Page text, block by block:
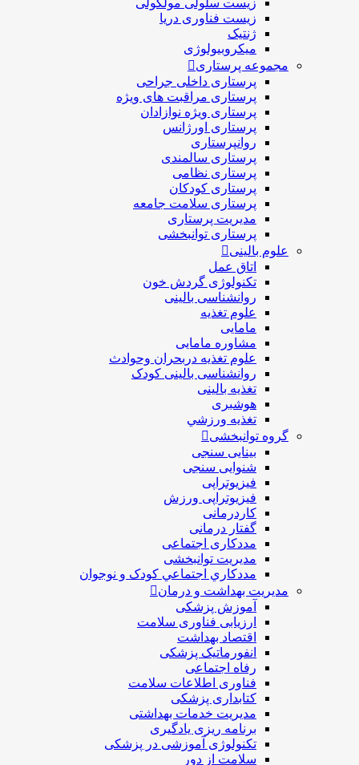
زیست فناوری دریا
ژنتیک
میکروبیولوژی
مجموعه پرستاری
پرستاری داخلی جراحی
پرستاری مراقبت های ويژه
پرستاری ويژه نوازادان
پرستاری اورژانس
روانپرستاری
پرستاری سالمندی
پرستاری نظامی
پرستاری کودکان
پرستاری سلامت جامعه
مدیریت پرستاری
پرستاری توانبخشی
علوم بالینی
اتاق عمل
تکنولوژی گردش خون
روانشناسی بالینی
علوم تغذیه
مامایی
مشاوره مامایی
علوم تغذیه دربحران وحوادث
روانشناسی بالینی کودک
تغذیه بالینی
هوشبری
تغذيه ورزشي
گروه توانبخشی
بینایی سنجی
شنوایی سنجی
فیزیوتراپی
فیزیوتراپی ورزش
کاردرمانی
گفتار درمانی
مددکاری اجتماعی
مديريت توانبخشی
مددکاري اجتماعي کودک و نوجوان
مدیریت بهداشت و درمان
آموزش پزشکی
ارزیابی فناوری سلامت
اقتصاد بهداشت
انفورماتیک پزشکی
رفاه اجتماعی
فناوری اطلاعات سلامت
کتابداری پزشکی
مديريت خدمات بهداشتی
برنامه ریزی یادگیری
تکنولوژی آموزشی در پزشکی
سلامت از دور